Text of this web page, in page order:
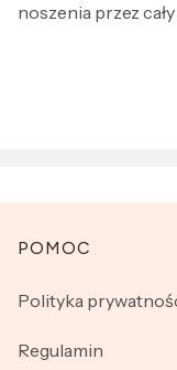
noszenia przez
Linki w
POMOC
Polityka
Regulamin